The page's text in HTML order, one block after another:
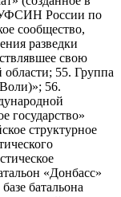
России по
сообщество,
разведки
свою
области; 55. Группа
56.
государство»
структурное
«Донбасс»
батальона